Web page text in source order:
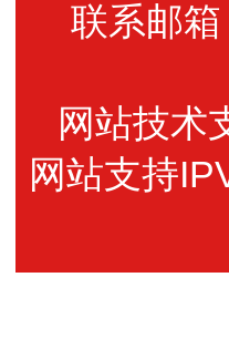
联系邮
网站技术
网站支持